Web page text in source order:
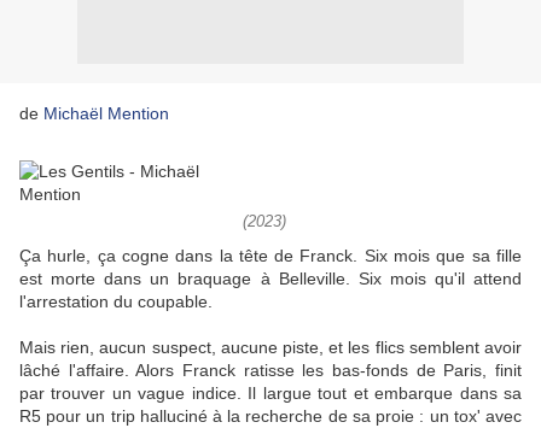
de Michaël Mention
(2023)
Ça hurle, ça cogne dans la tête de Franck. Six mois que sa fille
est morte dans un braquage à Belleville. Six mois qu'il attend
l'arrestation du coupable.
Mais rien, aucun suspect, aucune piste, et les flics semblent avoir
lâché l'affaire. Alors Franck ratisse les bas-fonds de Paris, finit
par trouver un vague indice. Il largue tout et embarque dans sa
R5 pour un trip halluciné à la recherche de sa proie : un tox' avec